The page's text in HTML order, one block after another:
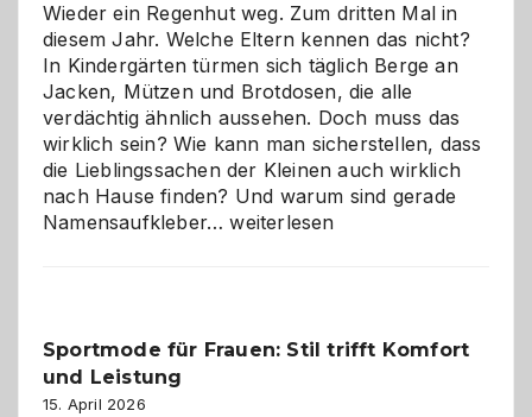
Wieder ein Regenhut weg. Zum dritten Mal in
diesem Jahr. Welche Eltern kennen das nicht?
In Kindergärten türmen sich täglich Berge an
Jacken, Mützen und Brotdosen, die alle
verdächtig ähnlich aussehen. Doch muss das
wirklich sein? Wie kann man sicherstellen, dass
die Lieblingssachen der Kleinen auch wirklich
nach Hause finden? Und warum sind gerade
Namensaufkleber…Namensaufkleber
gegen
weiterlesen
Sportmode für Frauen: Stil trifft Komfort
und Leistung
15. April 2026